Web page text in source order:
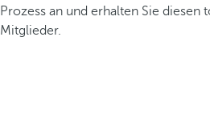
Prozess an und erhalten Sie diesen
Mitglieder.